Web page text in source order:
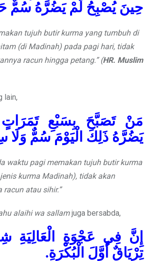
حِينَ يُصْبِحُ لَمْ يَضُرَّهُ سُمٌّ
tujuh butir kurma yang tumbuh di
(di Madinah) pada pagi hari, tidak
racun hingga petang.”(HR. Muslim
lain,
مَنْ تَصَبَّحَ بِسَبْعِ
يَضُرَّهُ ذَلِكَ الْيَوْمَ سُمٌّ وَلَا
waktu pagi memakan tujuh butir kurma
kurma Madinah), tidak akan
atau sihir.”
alaihi wa sallamjuga bersabda,
إِنَّ فِي عَجْوَةِ الْعَالِيَةِ
تِرْيَاقٌ أَوَّلَ الْبُكْرَةِ.